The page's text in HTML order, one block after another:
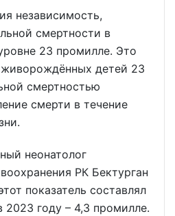
независимость,
смертности в
23 промилле. Это
живорождённых детей 23
смертностью
смерти в течение
неонатолог
РК Бектурган
показатель составлял
году – 4,3 промилле.